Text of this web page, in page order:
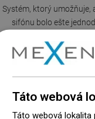
Systém, ktorý umožňuje,
sifónu bolo ešte
pohyblivý diel, odstrániť
opláchnuť ho pod
podpora v starostlivosti
Táto webová
Táto webová lokalita